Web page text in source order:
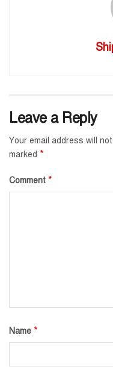
Leave a Reply
Your email address will
marked *
Comment *
Name *